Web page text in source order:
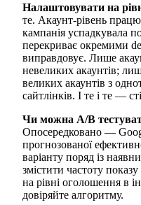
Налаштовувати на
те. Акаунт-рівень
кампанія успадкувала
перекриває окремими
виправдовує. Лише
невеликих акаунтів;
великих акаунтів з
сайтлінків. І те і те —
Чи можна A/B
Опосередковано —
прогнозованої
варіанту поряд із
змістити частоту
на рівні оголошення в
довіряйте алгоритму.